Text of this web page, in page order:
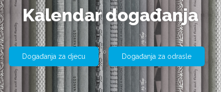
Kalendar događanja
Događanja za djecu Događanja za odrasle